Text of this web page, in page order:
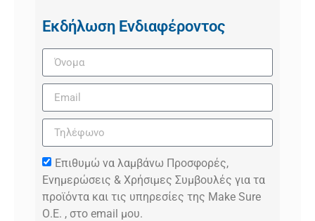
Εκδήλωση Ενδιαφέροντος
Επιθυμώ να λαμβάνω Προσφορές,
Ενημερώσεις & Χρήσιμες Συμβουλές για τα
προϊόντα και τις υπηρεσίες της Make Sure
Ο.Ε. , στο email μου.